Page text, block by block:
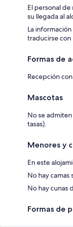
El personal
su llegada al
La
traducirse
Formas de
Recepción
Mascotas
No se
tasas).
Menores y
En este
No hay
No hay cunas
Formas de